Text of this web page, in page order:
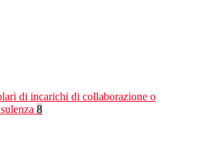
di incarichi di collaborazione o
8